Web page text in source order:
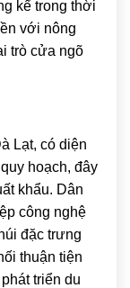
kể trong thời
với nông
trò cửa ngõ
Lạt, có diện
hoạch, đây
khẩu. Dân
công nghệ
đặc trưng
thuận tiện
triển du